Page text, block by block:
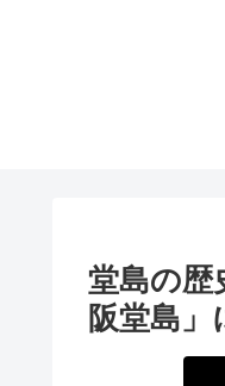
堂島の歴
阪堂島」